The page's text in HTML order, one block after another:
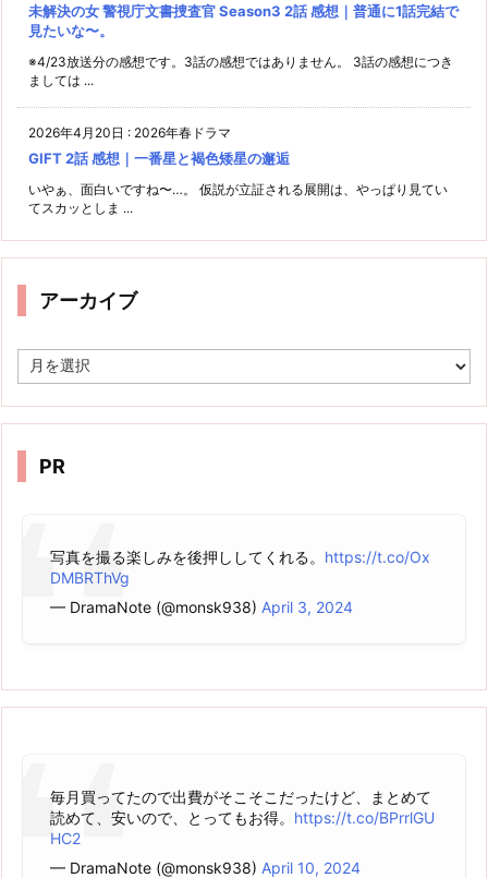
未解決の女 警視庁文書捜査官 Season3 2話 感想｜普通に1話完結で
見たいな〜。
※4/23放送分の感想です。3話の感想ではありません。 3話の感想につき
ましては ...
2026年4月20日 : 2026年春ドラマ
GIFT 2話 感想｜一番星と褐色矮星の邂逅
いやぁ、面白いですね〜…。 仮説が立証される展開は、やっぱり見てい
てスカッとしま ...
アーカイブ
ー
イ
PR
写真を撮る楽しみを後押ししてくれる。 https://t.co/Ox
DMBRThVg
— DramaNote (@monsk938) April 3, 2024
毎月買ってたので出費がそこそこだったけど、まとめて
読めて、安いので、とってもお得。 https://t.co/BPrrlGU
HC2
— DramaNote (@monsk938) April 10, 2024